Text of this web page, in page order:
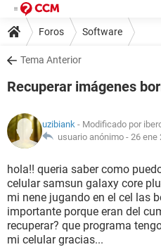
Foros Software
Tema Anterior
Recuperar imágenes
uzibiank - Modificado por
usuario anónimo - 26 ene
hola!! queria saber como
celular samsun galaxy core
mi nene jugando en el cel las
importante porque eran del
recuperar? que programa
mi celular gracias...